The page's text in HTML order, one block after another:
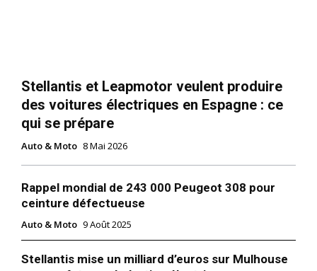
Stellantis et Leapmotor veulent produire
des voitures électriques en Espagne : ce
qui se prépare
Auto & Moto 8 Mai 2026
Rappel mondial de 243 000 Peugeot 308 pour
ceinture défectueuse
Auto & Moto 9 Août 2025
Stellantis mise un milliard d’euros sur Mulhouse